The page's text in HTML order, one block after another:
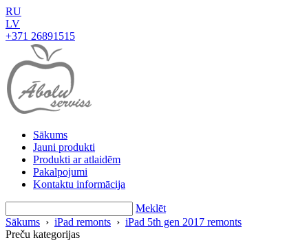
RU
LV
+371 26891515
Sākums
Jauni produkti
Produkti ar atlaidēm
Pakalpojumi
Kontaktu informācija
Meklēt
Sākums › iPad remonts › iPad 5th gen 2017 remonts
Preču kategorijas